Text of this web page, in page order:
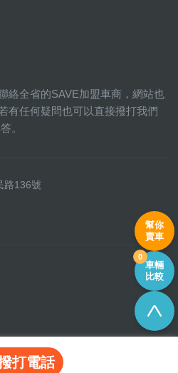
打電話
絡全省的SAVE加盟車商，網站也
有任何疑問也可以直接撥打我們
。
路136號
聯盟 All rights reserved.
幫你
賣車
車輛
比較
0